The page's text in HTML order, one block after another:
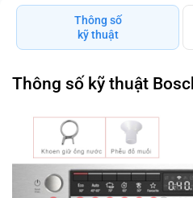
Thông số
kỹ thuật
Thông số kỹ thuật